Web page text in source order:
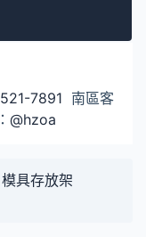
7891 南區客
@hzoa
具存放架